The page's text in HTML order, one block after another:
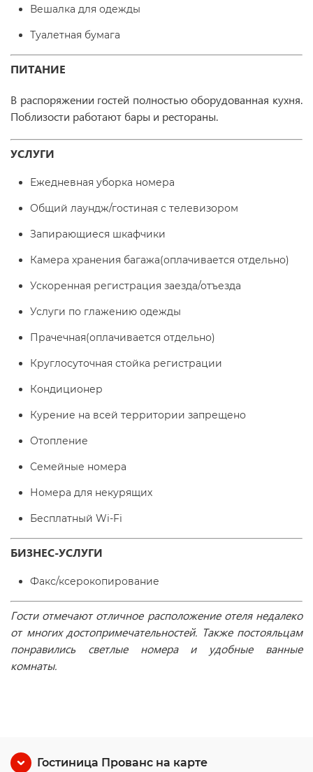
Вешалка для одежды
Туалетная бумага
ПИТАНИЕ
В распоряжении гостей полностью оборудованная кухня.
Поблизости работают бары и рестораны.
УСЛУГИ
Ежедневная уборка номера
Общий лаундж/гостиная с телевизором
Запирающиеся шкафчики
Камера хранения багажа(оплачивается отдельно)
Ускоренная регистрация заезда/отъезда
Услуги по глажению одежды
Прачечная(оплачивается отдельно)
Круглосуточная стойка регистрации
Кондиционер
Курение на всей территории запрещено
Отопление
Семейные номера
Номера для некурящих
Бесплатный Wi-Fі
БИЗНЕС-УСЛУГИ
Факс/ксерокопирование
Гости отмечают отличное расположение отеля недалеко
от многих достопримечательностей. Также постояльцам
понравились светлые номера и удобные ванные
комнаты.
Гостиница Прованс на карте